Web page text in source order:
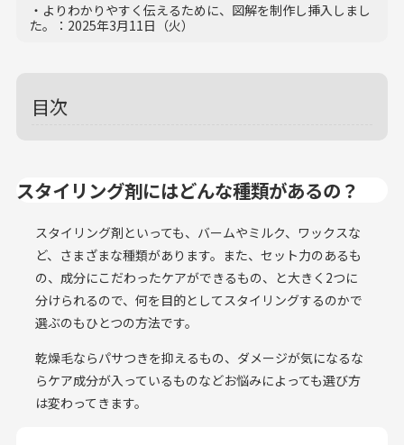
・よりわかりやすく伝えるために、図解を制作し挿入しまし
た。：2025年3月11日（火）
目次
スタイリング剤にはどんな種類があるの？
スタイリング剤といっても、バームやミルク、ワックスな
ど、さまざまな種類があります。また、セット力のあるも
の、成分にこだわったケアができるもの、と大きく2つに
分けられるので、何を目的としてスタイリングするのかで
選ぶのもひとつの方法です。
乾燥毛ならパサつきを抑えるもの、ダメージが気になるな
らケア成分が入っているものなどお悩みによっても選び方
は変わってきます。